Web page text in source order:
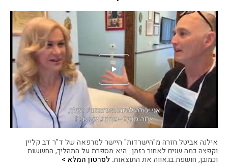
אילנה אביטל חזרה מ"הישרדות" היישר למרפאה של ד"ר דב קליין
וקפצה כמה שנים לאחור בזמן.. היא מספרת על התהליך, החששות
וכמובן, חושפת בגאווה את התוצאות.לסרטון המלא >